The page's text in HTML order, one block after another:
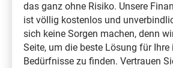
das ganz ohne Risiko. Unsere
ist völlig kostenlos und
sich keine Sorgen machen, denn
Seite, um die beste Lösung für
Bedürfnisse zu finden. Vertrauen